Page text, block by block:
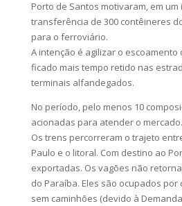
Porto de Santos motivaram, em
transferência de 300 contêineres
para o ferroviário.
A intenção é agilizar o escoamento
ficado mais tempo retido nas
terminais alfandegados.
No período, pelo menos 10
acionadas para atender o mercado.
Os trens percorreram o trajeto
Paulo e o litoral. Com destino ao
exportadas. Os vagões não
do Paraíba. Eles são ocupados
sem caminhões (devido à